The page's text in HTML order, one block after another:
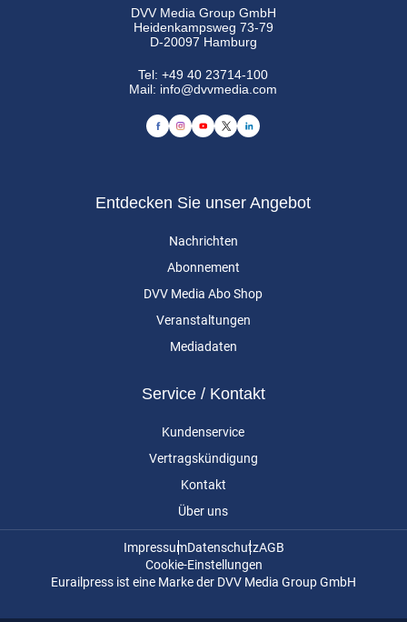
DVV Media Group GmbH
Heidenkampsweg 73-79
D-20097 Hamburg
Tel:+49 40 23714-100
Mail: info@dvvmedia.com
Entdecken Sie unser Angebot
Nachrichten
Abonnement
DVV Media Abo Shop
Veranstaltungen
Mediadaten
Service / Kontakt
Kundenservice
Vertragskündigung
Kontakt
Über uns
ImpressumDatenschutzAGB
Cookie-Einstellungen
Eurailpress ist eine Marke der DVV Media Group GmbH